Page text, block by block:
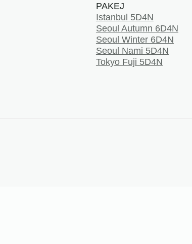
PAKEJ
Istanbul 5D4N
Seoul Autumn 6D4N
Seoul Winter 6D4N
Seoul Nami 5D4N
Tokyo Fuji 5D4N